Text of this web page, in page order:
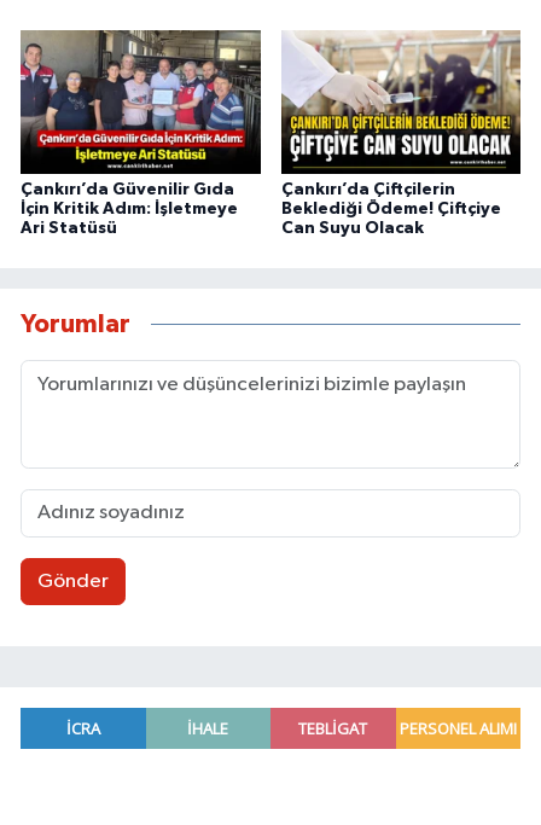
Çankırı’da Güvenilir Gıda
İçin Kritik Adım: İşletmeye
Ari Statüsü
Çankırı’da Çiftçilerin
Beklediği Ödeme! Çiftçiye
Can Suyu Olacak
Yorumlar
Gönder